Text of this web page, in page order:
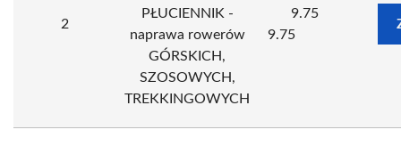
2
PŁUCIENNIK -
naprawa rowerów
GÓRSKICH,
SZOSOWYCH,
TREKKINGOWYCH
9.75
9.75